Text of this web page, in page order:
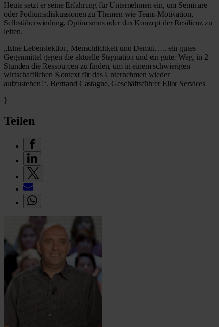
Heute setzt er seine Erfahrung für Unternehmen ein, um Seminare
oder Podiumsdiskussionen zu Themen wie Team-Motivation,
Selbstüberwindung, Optimismus oder das Konzept der Resilienz zu
leiten.
„Eine Lebenslektion, Menschlichkeit und Demut….. ein gutes
Gegenmittel gegen die aktuelle Stagnation und ein guter Weg, in 2
Stunden die Ressourcen zu finden, um in einem schwierigen
wirtschaftlichen Kontext für das Unternehmen wieder
aufzustehen!“. Bertrand Castagne, Geschäftsführer Elior Services
}
Teilen